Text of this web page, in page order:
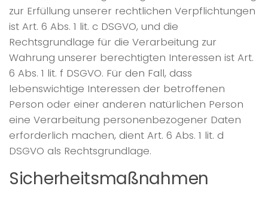
zur Erfüllung unserer rechtlichen Verpflichtungen
ist Art. 6 Abs. 1 lit. c DSGVO, und die
Rechtsgrundlage für die Verarbeitung zur
Wahrung unserer berechtigten Interessen ist Art.
6 Abs. 1 lit. f DSGVO. Für den Fall, dass
lebenswichtige Interessen der betroffenen
Person oder einer anderen natürlichen Person
eine Verarbeitung personenbezogener Daten
erforderlich machen, dient Art. 6 Abs. 1 lit. d
DSGVO als Rechtsgrundlage.
Sicherheitsmaßnahmen